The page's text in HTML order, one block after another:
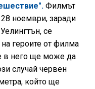
Филмът
ноември, заради
се
героите от филма
в него ще може да
случай червен
който ще